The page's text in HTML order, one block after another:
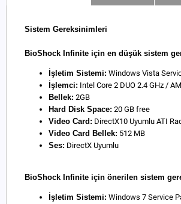
Sistem Gereksinimleri
BioShock Infinite için en düşük sistem
İşletim Sistemi: Windows Vista
İşlemci: Intel Core 2 DUO 2.4 GHz /
Bellek: 2GB
Hard Disk Space: 20 GB free
Video Card: DirectX10 Uyumlu ATI
Video Card Bellek: 512 MB
Ses: DirectX Uyumlu
BioShock Infinite için önerilen sistem
İşletim Sistemi: Windows 7 Service